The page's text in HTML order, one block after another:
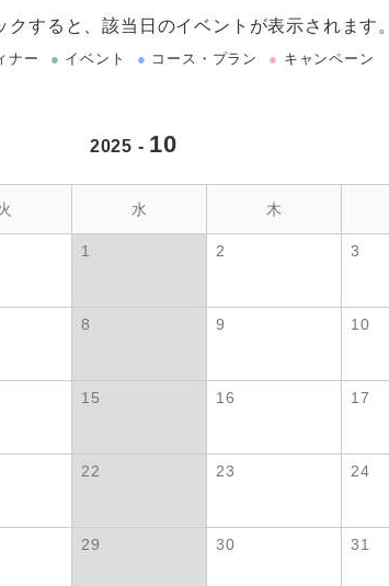
クすると、該当日のイベントが表示されます。
ナー ● イベント ● コース・プラン ● キャンペーン
2025 - 10
水 木
1 2 3
8 9 10
15 16 17
22 23 24
29 30 31